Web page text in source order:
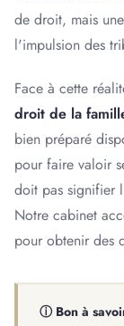
de droit, mais
l'impulsion des
Face à cette
droit de la
bien préparé
pour faire valoir
doit pas signifier
Notre cabinet
pour obtenir des
ⓘ Bon à